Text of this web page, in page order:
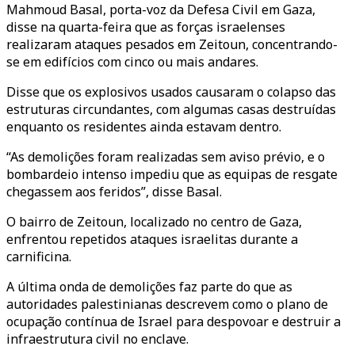
Mahmoud Basal, porta-voz da Defesa Civil em Gaza,
disse na quarta-feira que as forças israelenses
realizaram ataques pesados em Zeitoun, concentrando-
se em edifícios com cinco ou mais andares.
Disse que os explosivos usados causaram o colapso das
estruturas circundantes, com algumas casas destruídas
enquanto os residentes ainda estavam dentro.
“As demolições foram realizadas sem aviso prévio, e o
bombardeio intenso impediu que as equipas de resgate
chegassem aos feridos”, disse Basal.
O bairro de Zeitoun, localizado no centro de Gaza,
enfrentou repetidos ataques israelitas durante a
carnificina.
A última onda de demolições faz parte do que as
autoridades palestinianas descrevem como o plano de
ocupação contínua de Israel para despovoar e destruir a
infraestrutura civil no enclave.